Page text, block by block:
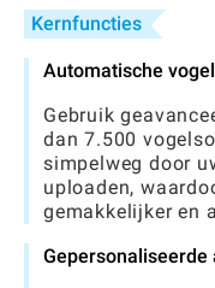
Kernfuncties
Automatische
Gebruik
dan 7.500
simpelweg door
uploaden,
gemakkelijker en
Gepersonaliseerde